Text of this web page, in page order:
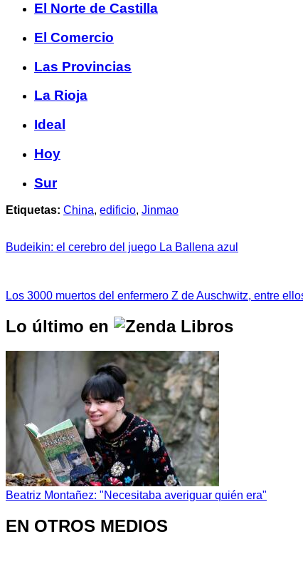
El Norte de Castilla
El Comercio
Las Provincias
La Rioja
Ideal
Hoy
Sur
Etiquetas: China, edificio, Jinmao
Budeikin: el cerebro del juego La Ballena azul
Los 3000 muertos del enfermero Z de Auschwitz, entre
Lo último en
Beatriz Montañez: "Necesitaba averiguar quién era"
EN OTROS MEDIOS